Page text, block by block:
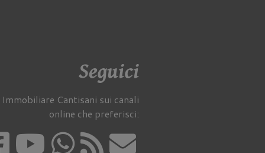
Seguici
Immobiliare Cantisani sui canali
online che preferisci: